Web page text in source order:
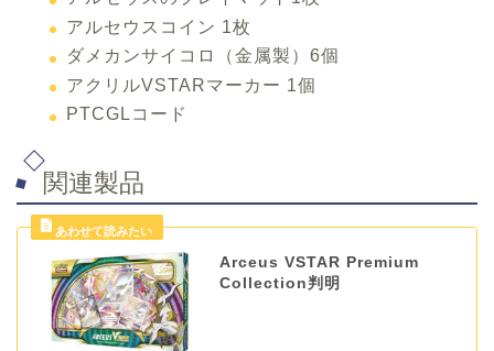
アルセウスコイン 1枚
ダメカンサイコロ（金属製）6個
アクリルVSTARマーカー 1個
PTCGLコード
関連製品
Arceus VSTAR Premium
Collection判明